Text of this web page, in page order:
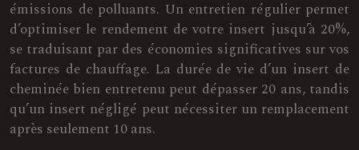
émissions de polluants. Un entretien régulier permet
d’optimiser le rendement de votre insert jusqu’à 20%,
se traduisant par des économies significatives sur vos
factures de chauffage. La durée de vie d’un insert de
cheminée bien entretenu peut dépasser 20 ans, tandis
qu’un insert négligé peut nécessiter un remplacement
après seulement 10 ans.